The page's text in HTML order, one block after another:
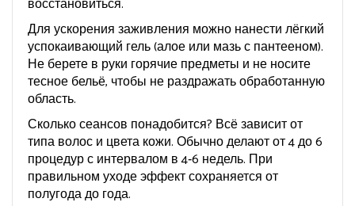
восстановиться.
Для ускорения заживления можно нанести лёгкий
успокаивающий гель (алое или мазь с пантееном).
Не берете в руки горячие предметы и не носите
тесное бельё, чтобы не раздражать обработанную
область.
Сколько сеансов понадобится? Всё зависит от
типа волос и цвета кожи. Обычно делают от 4 до 6
процедур с интервалом в 4‑6 недель. При
правильном уходе эффект сохраняется от
полугода до года.